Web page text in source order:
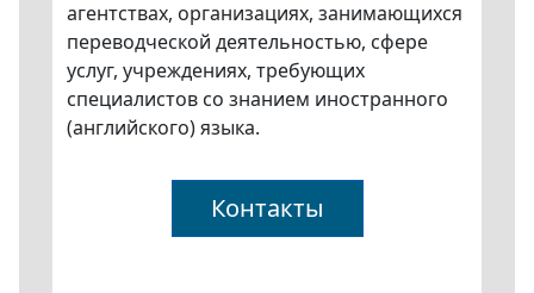
Контакты
агентствах, организациях, занимающихся
переводческой деятельностью, сфере
услуг, учреждениях, требующих
специалистов со знанием иностранного
(английского) языка.